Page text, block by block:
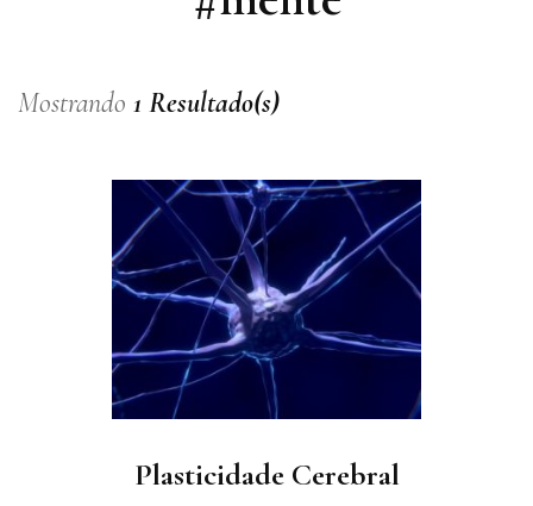
Mostrando 1 Resultado(s)
Plasticidade Cerebral